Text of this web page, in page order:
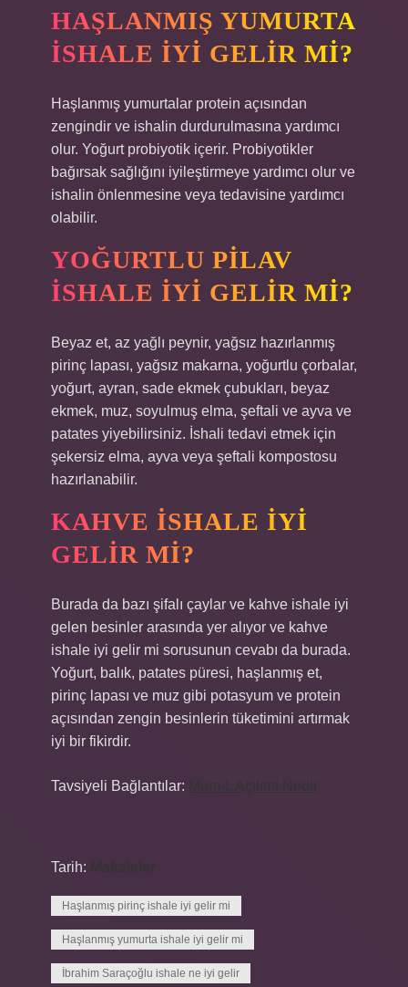
HAŞLANMIŞ YUMURTA
ISHALE IYI GELIR MI?
Haşlanmış yumurtalar protein açısından
zengindir ve ishalin durdurulmasına yardımcı
olur. Yoğurt probiyotik içerir. Probiyotikler
bağırsak sağlığını iyileştirmeye yardımcı olur ve
ishalin önlenmesine veya tedavisine yardımcı
olabilir.
YOĞURTLU PILAV
ISHALE IYI GELIR MI?
Beyaz et, az yağlı peynir, yağsız hazırlanmış
pirinç lapası, yağsız makarna, yoğurtlu çorbalar,
yoğurt, ayran, sade ekmek çubukları, beyaz
ekmek, muz, soyulmuş elma, şeftali ve ayva ve
patates yiyebilirsiniz. İshali tedavi etmek için
şekersiz elma, ayva veya şeftali kompostosu
hazırlanabilir.
KAHVE ISHALE IYI
GELIR MI?
Burada da bazı şifalı çaylar ve kahve ishale iyi
gelen besinler arasında yer alıyor ve kahve
ishale iyi gelir mi sorusunun cevabı da burada.
Yoğurt, balık, patates püresi, haşlanmış et,
pirinç lapası ve muz gibi potasyum ve protein
açısından zengin besinlerin tüketimini artırmak
iyi bir fikirdir.
Tavsiyeli Bağlantılar:
Tarih:
Haşlanmış pirinç ishale iyi gelir mi
Haşlanmış yumurta ishale iyi gelir mi
İbrahim Saraçoğlu ishale ne iyi gelir